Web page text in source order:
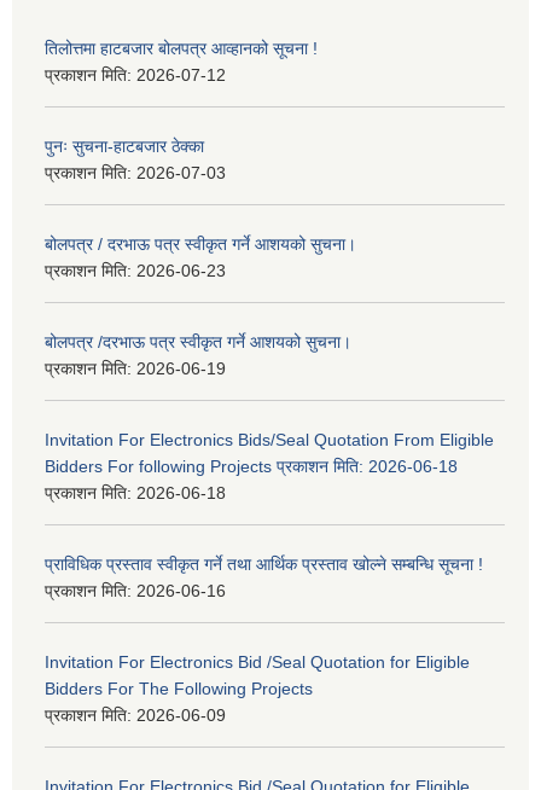
तिलोत्तमा हाटबजार बोलपत्र आव्हानको सूचना !
प्रकाशन मिति: 2026-07-12
पुनः सुचना-हाटबजार ठेक्का
प्रकाशन मिति: 2026-07-03
बोलपत्र / दरभाऊ पत्र स्वीकृत गर्ने आशयको सुचना।
प्रकाशन मिति: 2026-06-23
बोलपत्र /दरभाऊ पत्र स्वीकृत गर्ने आशयको सुचना।
प्रकाशन मिति: 2026-06-19
Invitation For Electronics Bids/Seal Quotation From Eligible
Bidders For following Projects प्रकाशन मिति: 2026-06-18
प्रकाशन मिति: 2026-06-18
प्राविधिक प्रस्ताव स्वीकृत गर्ने तथा आर्थिक प्रस्ताव खोल्ने सम्बन्धि सूचना !
प्रकाशन मिति: 2026-06-16
Invitation For Electronics Bid /Seal Quotation for Eligible
Bidders For The Following Projects
प्रकाशन मिति: 2026-06-09